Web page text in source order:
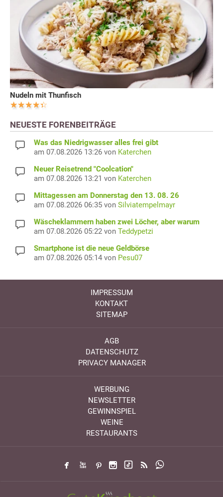
Nudeln mit Thunfisch
NEUESTE FORENBEITRÄGE
Was das Niedrigwasser alles frei gibt
am 07.08.2026 13:26 von Katerchen
Neuer Reisetrend "Coolcation"
am 07.08.2026 13:21 von Katerchen
Mittagessen am Donnerstag den 13. 08. 26
am 07.08.2026 06:35 von Silviatempelmayr
Wäscheklammern haben zwei Löcher, aber warum
am 07.08.2026 05:22 von Teddypetzi
Smartphone ist die neue Geldbörse
am 07.08.2026 05:14 von Pesu07
IMPRESSUM
KONTAKT
SITEMAP
AGB
DATENSCHUTZ
PRIVACY MANAGER
WERBUNG
NEWSLETTER
GEWINNSPIEL
WEINE
RESTAURANTS